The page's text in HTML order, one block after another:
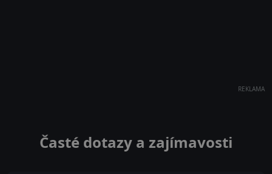
REKLAMA
Časté dotazy a zajímavosti